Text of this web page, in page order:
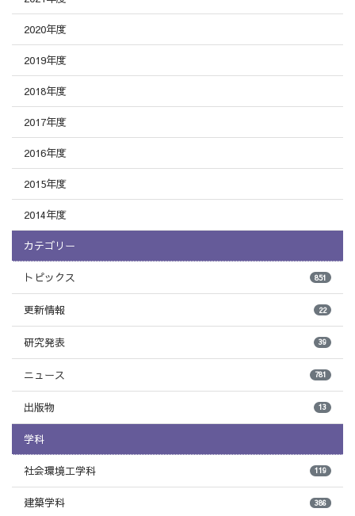
2020年度
2019年度
2018年度
2017年度
2016年度
2015年度
2014年度
カテゴリー
トピックス 851
更新情報 22
研究発表 39
ニュース 781
出版物 13
学科
社会環境工学科 119
建築学科 386